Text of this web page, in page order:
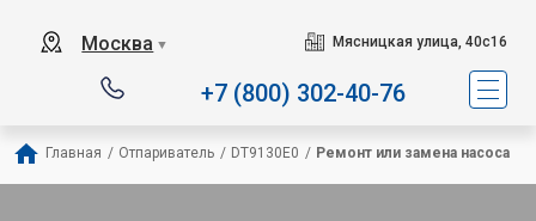
Москва ▼ Мясницкая улица, 40с16
+7 (800) 302-40-76
Главная / Отпариватель / DT9130E0 / Ремонт или замена насоса